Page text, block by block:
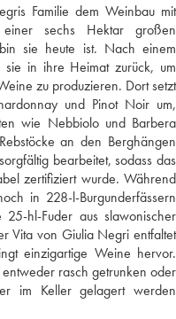
Familie dem Weinbau mit
einer sechs Hektar großen
sie heute ist. Nach einem
sie in ihre Heimat zurück, um
zu produzieren. Dort setzt
und Pinot Noir um,
wie Nebbiolo und Barbera
an den Berghängen
bearbeitet, sodass das
zertifiziert wurde. Während
in 228-l-Burgunderfässern
hl-Fuder aus slawonischer
Vita von Giulia Negri entfaltet
einzigartige Weine hervor.
rasch getrunken oder
im Keller gelagert werden